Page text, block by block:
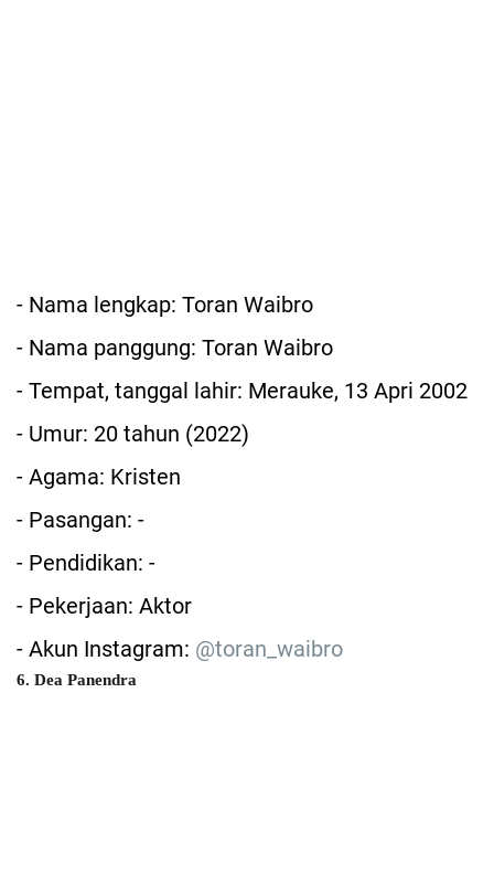
- Nama lengkap: Toran Waibro
- Nama panggung: Toran Waibro
- Tempat, tanggal lahir: Merauke, 13 Apri 2002
- Umur: 20 tahun (2022)
- Agama: Kristen
- Pasangan: -
- Pendidikan: -
- Pekerjaan: Aktor
- Akun Instagram: @toran_waibro
6. Dea Panendra